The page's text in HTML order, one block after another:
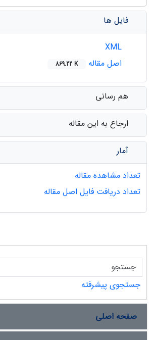
فایل ها
اصل مقاله
869.22 K
هم رسانی
ارجاع به این مقاله
آمار
تعداد مشاهده مقاله
تعداد دریافت فایل اصل مقاله
جستجوی پیشرفته
صفحه اصلی